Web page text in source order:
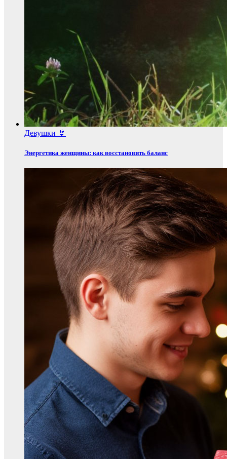
Девушки 👙
Энергетика женщины: как восстановить баланс